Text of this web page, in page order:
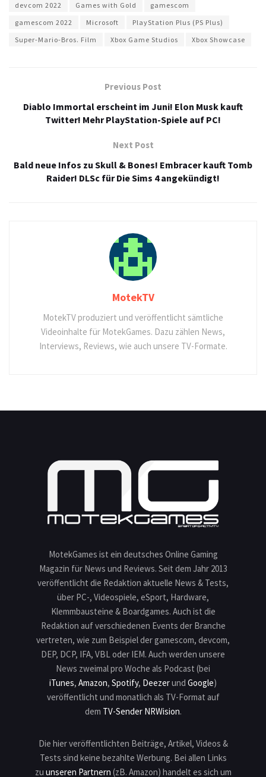
devcom 2022
Games with Gold
gamescom
gamescom 2022
Microsoft
PlayStation Plus (PS Plus)
Super-Mario-Bros. Film
Xbox Game Studios Xbox Showcase
Previous Post
Diablo Immortal erscheint im Juni! Elon Musk kauft
Twitter! Mehr PlayStation-Spiele auf PC!
Next Post
Bald neue Infos zu Skull & Bones! Embracer kauft Tomb
Raider! DLSc für Die Sims 4 angekündigt!
MotekTV
MotekTV produziert und veröffentlicht sämtliche
Videoinhalte für MotekGames. Dazu zählen News,
Interviews, Reviews, wie auch unsere TV-Formate.
MotekGames ist ein deutsches Online Gaming
Magazin für News und Reviews. Seit dem Jahr 2013
veröffentlicht die Redaktion aktuelle News & Tests,
über PC-, Videospiele, eSport, Hardware,
Klemmbausteine & Boardgames. Auch ist die
Redaktion auf verschiedenen Events der Branche
vertreten, wie zum Beispiel der gamescom, devcom,
DEP, DCP, IFA, VBL oder IEM. Auch werden unsere
News zweimal pro Woche als Podcast (bei
iTunes, Amazon, Spotify, Deezerund Google)
veröffentlicht und monatlich als TV-Format auf
dem TV-Sender NRWision.
Die hier veröffentlichten Beiträge, Artikel, Videos &
Tests sind keine bezahlte Werbung. Bei allen Links
zu unseren Partnern (zB. Amazon) handelt es sich um